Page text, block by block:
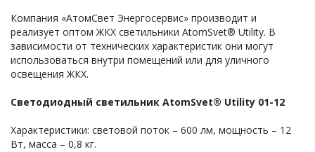
Компания «АтомСвет Энергосервис» производит и
реализует оптом ЖКХ светильники AtomSvet® Utility. В
зависимости от технических характеристик они могут
использоваться внутри помещений или для уличного
освещения ЖКХ.
Светодиодный светильник AtomSvet® Utility 01-12
Характеристики: световой поток – 600 лм, мощность – 12
Вт, масса – 0,8 кг.